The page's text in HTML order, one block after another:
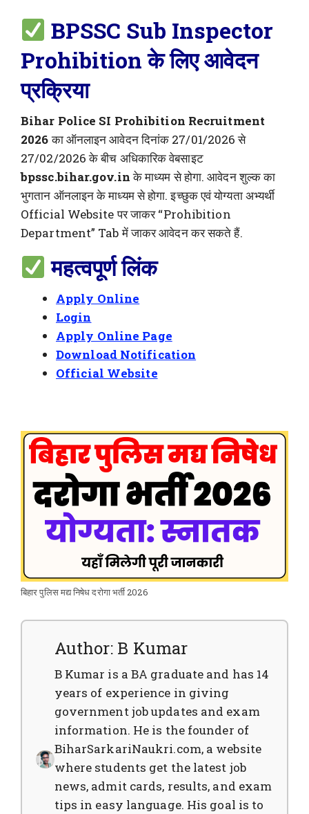
BPSSC Sub Inspector
Prohibition के लिए आवेदन
प्रक्रिया
Bihar Police SI Prohibition Recruitment
2026का ऑनलाइन आवेदन दिनांक 27/01/2026 से
27/02/2026 के बीच अधिकारिक वेबसाइट
bpssc.bihar.gov.inके माध्यम से होगा. आवेदन शुल्क का
भुगतान ऑनलाइन के माध्यम से होगा. इच्छुक एवं योग्यता अभ्यर्थी
Official Website पर जाकर “Prohibition
Department” Tab में जाकर आवेदन कर सकते हैं.
महत्वपूर्ण लिंक
Apply Online
Login
Apply Online Page
Download Notification
Official Website
बिहार पुलिस मद्य निषेध दरोगा भर्ती 2026
Author: B Kumar
B Kumar is a BA graduate and has 14
years of experience in giving
government job updates and exam
information. He is the founder of
BiharSarkariNaukri.com, a website
where students get the latest job
news, admit cards, results, and exam
tips in easy language. His goal is to